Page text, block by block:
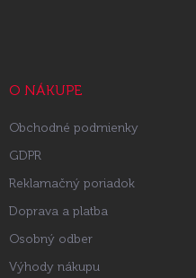
O NÁKUPE
Obchodné podmienky
GDPR
Reklamačný poriadok
Doprava a platba
Osobný odber
Výhody nákupu